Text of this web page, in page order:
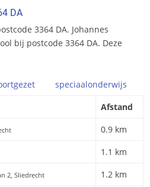
DA
3364 DA. Johannes
bij postcode 3364 DA. Deze
speciaalonderwijs
Afstand
0.9 km
1.1 km
2, Sliedrecht
1.2 km